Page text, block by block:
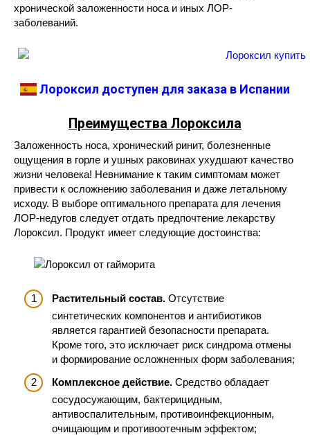
хронической заложенности носа и иных ЛОР-
заболеваний.
Лороксил доступен для заказа в Испании
Преимущества Лороксила
Заложенность носа, хронический ринит, болезненные
ощущения в горле и ушных раковинах ухудшают качество
жизни человека! Невнимание к таким симптомам может
привести к осложнению заболевания и даже летальному
исходу. В выборе оптимального препарата для лечения
ЛОР-недугов следует отдать предпочтение лекарству
Лороксил. Продукт имеет следующие достоинства:
Растительный состав. Отсутствие
синтетических компонентов и антибиотиков
является гарантией безопасности препарата.
Кроме того, это исключает риск синдрома отмены
и формирование осложненных форм заболевания;
Комплексное действие. Средство обладает
сосудосужающим, бактерицидным,
антивоспалительным, противоинфекционным,
очищающим и противоотечным эффектом;